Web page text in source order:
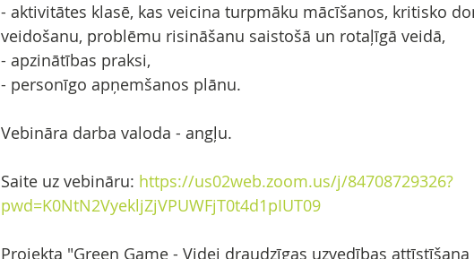
- aktivitātes klasē, kas veicina turpmāku mācīšanos, kritisko
veidošanu, problēmu risināšanu saistošā un rotaļīgā veidā,
- apzinātības praksi,
- personīgo apņemšanos plānu.
Vebināra darba valoda - angļu.
Saite uz vebināru: https://us02web.zoom.us/j/84708729326?
pwd=K0NtN2VyekljZjVPUWFjT0t4d1pIUT09
Projekta "Green Game - Videi draudzīgas uzvedības